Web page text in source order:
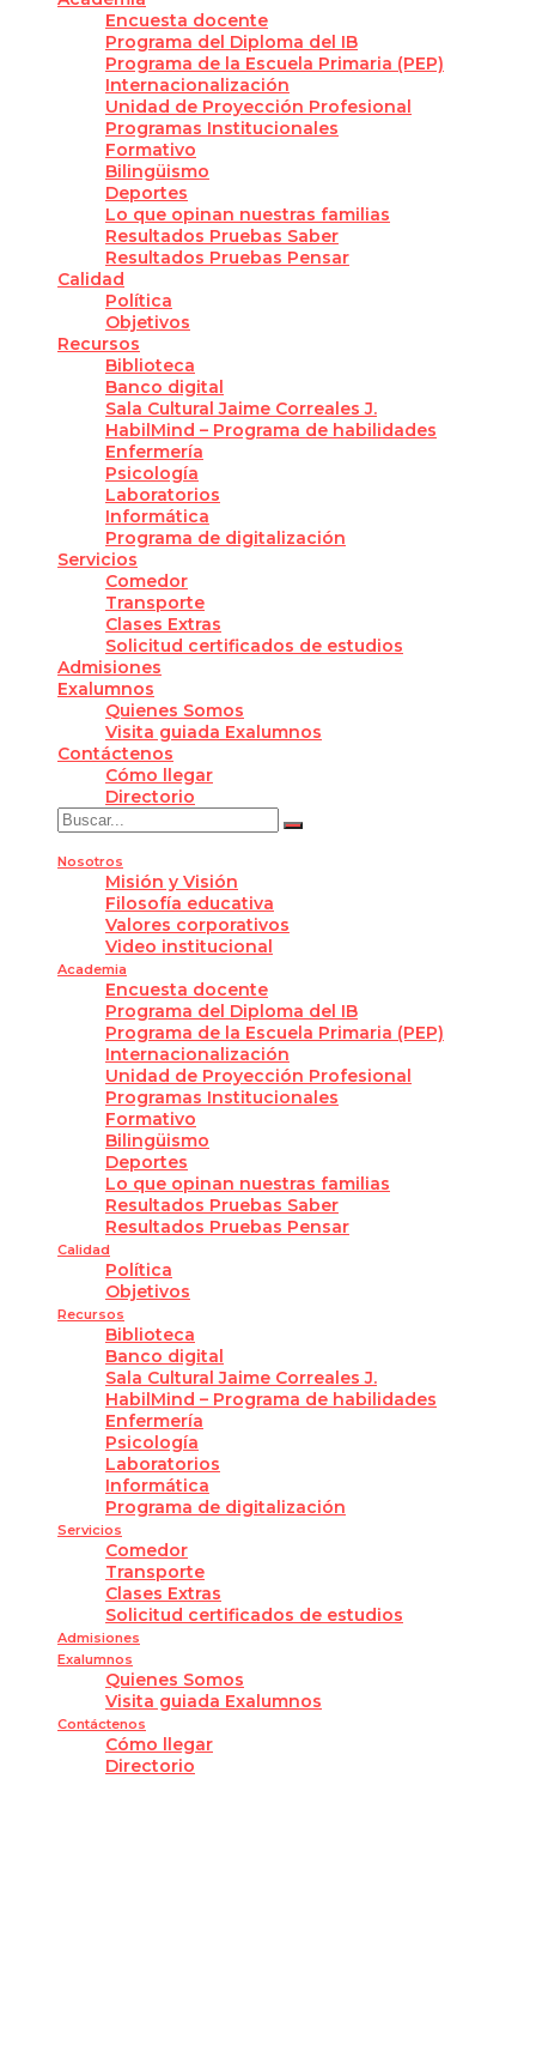
Encuesta docente
Programa del Diploma del IB
Programa de la Escuela Primaria (PEP)
Internacionalización
Unidad de Proyección Profesional
Programas Institucionales
Formativo
Bilingüismo
Deportes
Lo que opinan nuestras familias
Resultados Pruebas Saber
Resultados Pruebas Pensar
Calidad
Política
Objetivos
Recursos
Biblioteca
Banco digital
Sala Cultural Jaime Correales J.
HabilMind – Programa de habilidades
Enfermería
Psicología
Laboratorios
Informática
Programa de digitalización
Servicios
Comedor
Transporte
Clases Extras
Solicitud certificados de estudios
Admisiones
Exalumnos
Quienes Somos
Visita guiada Exalumnos
Contáctenos
Cómo llegar
Directorio
Nosotros
Misión y Visión
Filosofía educativa
Valores corporativos
Video institucional
Academia
Encuesta docente
Programa del Diploma del IB
Programa de la Escuela Primaria (PEP)
Internacionalización
Unidad de Proyección Profesional
Programas Institucionales
Formativo
Bilingüismo
Deportes
Lo que opinan nuestras familias
Resultados Pruebas Saber
Resultados Pruebas Pensar
Calidad
Política
Objetivos
Recursos
Biblioteca
Banco digital
Sala Cultural Jaime Correales J.
HabilMind – Programa de habilidades
Enfermería
Psicología
Laboratorios
Informática
Programa de digitalización
Servicios
Comedor
Transporte
Clases Extras
Solicitud certificados de estudios
Admisiones
Exalumnos
Quienes Somos
Visita guiada Exalumnos
Contáctenos
Cómo llegar
Directorio